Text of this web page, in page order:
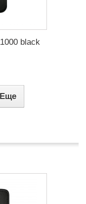
black
Еще